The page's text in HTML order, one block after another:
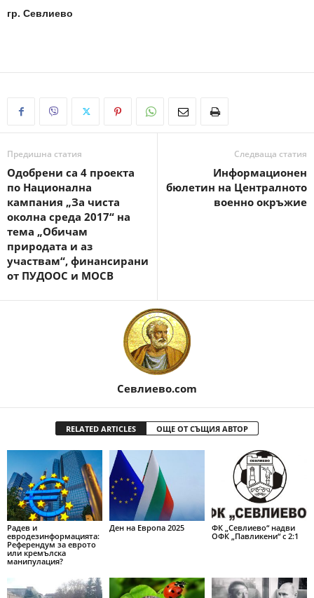
гр. Севлиево
Предишна статия
Одобрени са 4 проекта
по Национална
кампания „За чиста
околна среда 2017“ на
тема „Обичам
природата и аз
участвам“, финансирани
от ПУДООС и МОСВ
Следваща статия
Информационен
бюлетин на Централното
военно окръжие
Севлиево.com
RELATED ARTICLES ОЩЕ ОТ СЪЩИЯ АВТОР
Радев и
евродезинформацията:
Референдум за еврото
или кремълска
манипулация?
Ден на Европа 2025
ФК „Севлиево“ надви
ОФК „Павликени“ с 2:1